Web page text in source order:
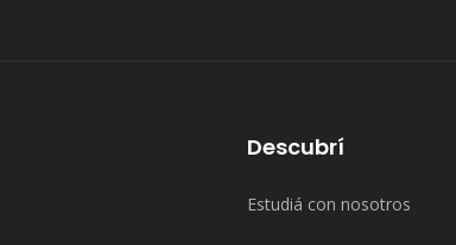
Descubrí
Estudiá con nosotros